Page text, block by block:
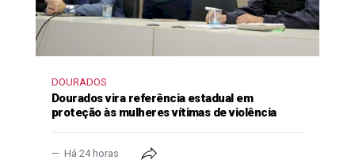
DOURADOS
Dourados vira referência estadual em
proteção às mulheres vítimas de violência
Há 24 horas